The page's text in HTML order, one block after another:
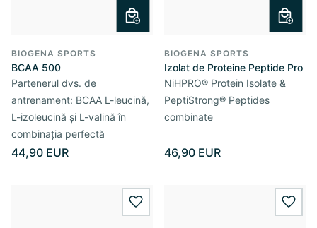
BIOGENA SPORTS
BCAA 500
Partenerul dvs. de
antrenament: BCAA L-leucină,
L-izoleucină și L-valină în
combinația perfectă
44,90 EUR
BIOGENA SPORTS
Izolat de Proteine Peptide Pro
NiHPRO® Protein Isolate &
PeptiStrong® Peptides
combinate
46,90 EUR
wishlist.add